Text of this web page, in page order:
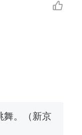
民引争议，
饪协会回
挖了140多